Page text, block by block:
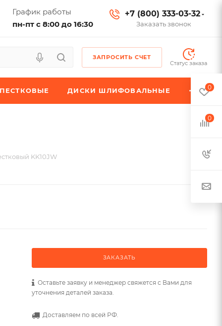
График работы
пн-пт с 8:00 до 16:30
+7 (800) 333-03-32
Заказать звонок
ЗАПРОСИТЬ СЧЕТ
Статус заказа
ДИСКИ ШЛИФОВАЛЬНЫЕ
KK10JW
ЗАКАЗАТЬ
Оставьте заявку и менеджер свяжется с Вами для
уточнения деталей заказа.
Доставляем по всей РФ.
0
0